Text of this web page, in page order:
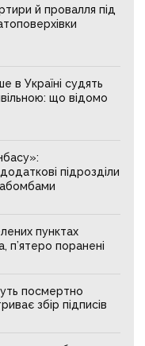
й провалля під
в Україні судять
що відомо
підрозділи
пунктах
п’ятеро поранені
посмертно
збір підписів